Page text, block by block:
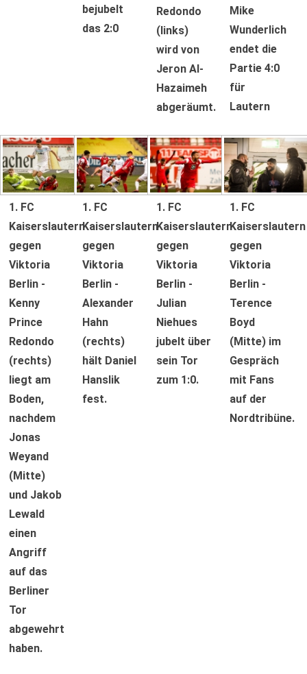
bejubelt
das 2:0
Redondo
(links)
wird von
Jeron Al-
Hazaimeh
abgeräumt.
Mike
Wunderlich
endet die
Partie 4:0
für
Lautern
1. FC
Kaiserslautern
gegen
Viktoria
Berlin -
Kenny
Prince
Redondo
(rechts)
liegt am
Boden,
nachdem
Jonas
Weyand
(Mitte)
und Jakob
Lewald
einen
Angriff
auf das
Berliner
Tor
abgewehrt
haben.
1. FC
Kaiserslautern
gegen
Viktoria
Berlin -
Alexander
Hahn
(rechts)
hält Daniel
Hanslik
fest.
1. FC
Kaiserslautern
gegen
Viktoria
Berlin -
Julian
Niehues
jubelt über
sein Tor
zum 1:0.
1. FC
Kaiserslautern
gegen
Viktoria
Berlin -
Terence
Boyd
(Mitte) im
Gespräch
mit Fans
auf der
Nordtribüne.